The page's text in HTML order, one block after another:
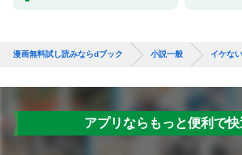
漫画無料試し読みならdブック 小説一般 イケな
アプリならもっと便利で快